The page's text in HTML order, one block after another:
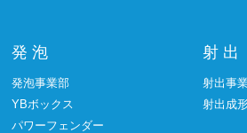
発 泡
発泡事業部
YBボックス
パワーフェンダー
射 出
射出事
射出成